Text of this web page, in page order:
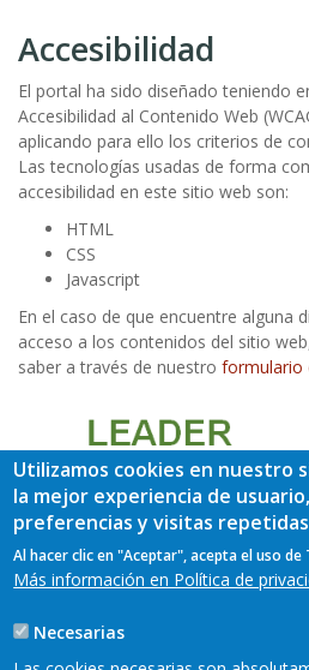
Accesibilidad
El portal ha sido diseñado teniendo
Accesibilidad al Contenido Web
aplicando para ello los criterios de
Las tecnologías usadas de forma
accesibilidad en este sitio web son:
HTML
CSS
Javascript
En el caso de que encuentre alguna
acceso a los contenidos del sitio
saber a través de nuestro formulario
Utilizamos cookies en nuestro
la mejor experiencia de
preferencias y visitas
Al hacer clic en "Aceptar", acepta el uso de
Más información en Política de
Necesarias